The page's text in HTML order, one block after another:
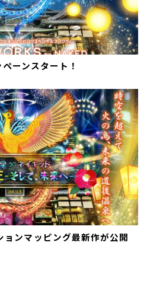
ーンスタート！
ンマッピング最新作が公開